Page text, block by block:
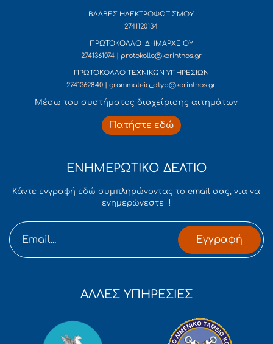
ΒΛΑΒΕΣ ΗΛΕΚΤΡΟΦΩΤΙΣΜΟΥ
2741120134
ΠΡΩΤΟΚΟΛΛΟ ΔΗΜΑΡΧΕΙΟΥ
2741361074 | protokollo@korinthos.gr
ΠΡΩΤΟΚΟΛΛΟ ΤΕΧΝΙΚΩΝ ΥΠΗΡΕΣΙΩΝ
2741362840 | grammateia_dtyp@korinthos.gr
Mέσω του συστήματος διαχείρισης αιτημάτων
Πατήστε εδώ
ΕΝΗΜΕΡΩΤΙΚΟ ΔΕΛΤΙΟ
Κάντε εγγραφή εδώ συμπληρώνοντας το email σας, για να
ενημερώνεστε !
Εγγραφή
ΑΛΛΕΣ ΥΠΗΡΕΣΙΕΣ